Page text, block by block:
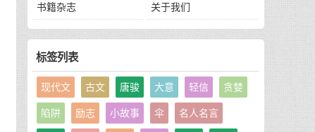
书籍杂志 关于我们
标签列表
现代文 古文 唐骏 大意 轻信 贪婪
陷阱 励志 小故事 伞 名人名言